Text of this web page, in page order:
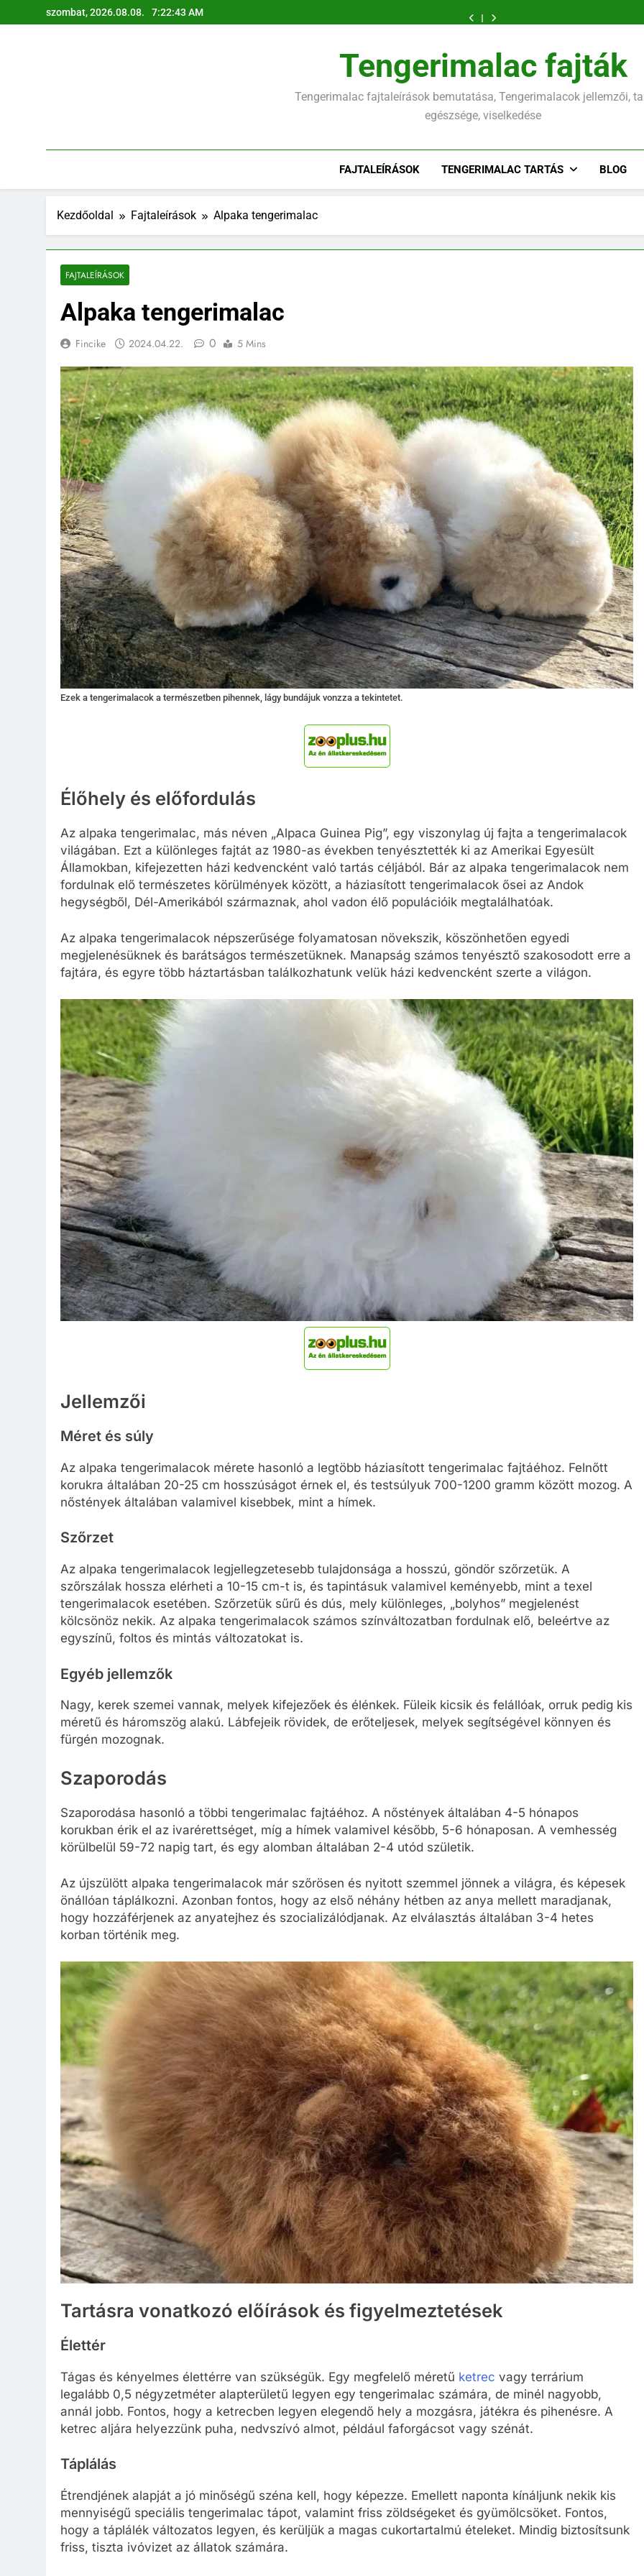
a
szombat, 2026.08.08. 7:22:44 AM
minden,
amit
együtt
tartása
tengerimalac?
tengerimalac?
amit
tartása
a
tengerimalac?
tartása:
minden,
tudnod
kell
Tengerimalac fajták
Tengerimalac fajtaleírások bemutatása, Tengerimalacok jellemzői,
egészsége, viselkedése
FAJTALEÍRÁSOK TENGERIMALAC TARTÁS BLOG
Kezdőoldal Fajtaleírások Alpaka tengerimalac
FAJTALEÍRÁSOK
Alpaka tengerimalac
Fincike 2024.04.22. 0 5 Mins
Ezek a tengerimalacok a természetben pihennek, lágy bundájuk vonzza a tekintetet.
Élőhely és előfordulás
Az alpaka tengerimalac, más néven „Alpaca Guinea Pig”, egy viszonylag új fajta a tengerimalacok
világában. Ezt a különleges fajtát az 1980-as években tenyésztették ki az Amerikai Egyesült
Államokban, kifejezetten házi kedvencként való tartás céljából. Bár az alpaka tengerimalacok nem
fordulnak elő természetes körülmények között, a háziasított tengerimalacok ősei az Andok
hegységből, Dél-Amerikából származnak, ahol vadon élő populációik megtalálhatóak.
Az alpaka tengerimalacok népszerűsége folyamatosan növekszik, köszönhetően egyedi
megjelenésüknek és barátságos természetüknek. Manapság számos tenyésztő szakosodott erre a
fajtára, és egyre több háztartásban találkozhatunk velük házi kedvencként szerte a világon.
Jellemzői
Méret és súly
Az alpaka tengerimalacok mérete hasonló a legtöbb háziasított tengerimalac fajtáéhoz. Felnőtt
korukra általában 20-25 cm hosszúságot érnek el, és testsúlyuk 700-1200 gramm között mozog. A
nőstények általában valamivel kisebbek, mint a hímek.
Szőrzet
Az alpaka tengerimalacok legjellegzetesebb tulajdonsága a hosszú, göndör szőrzetük. A
szőrszálak hossza elérheti a 10-15 cm-t is, és tapintásuk valamivel keményebb, mint a texel
tengerimalacok esetében. Szőrzetük sűrű és dús, mely különleges, „bolyhos” megjelenést
kölcsönöz nekik. Az alpaka tengerimalacok számos színváltozatban fordulnak elő, beleértve az
egyszínű, foltos és mintás változatokat is.
Egyéb jellemzők
Nagy, kerek szemei vannak, melyek kifejezőek és élénkek. Füleik kicsik és felállóak, orruk pedig kis
méretű és háromszög alakú. Lábfejeik rövidek, de erőteljesek, melyek segítségével könnyen és
fürgén mozognak.
Szaporodás
Szaporodása hasonló a többi tengerimalac fajtáéhoz. A nőstények általában 4-5 hónapos
korukban érik el az ivarérettséget, míg a hímek valamivel később, 5-6 hónaposan. A vemhesség
körülbelül 59-72 napig tart, és egy alomban általában 2-4 utód születik.
Az újszülött alpaka tengerimalacok már szőrösen és nyitott szemmel jönnek a világra, és képesek
önállóan táplálkozni. Azonban fontos, hogy az első néhány hétben az anya mellett maradjanak,
hogy hozzáférjenek az anyatejhez és szocializálódjanak. Az elválasztás általában 3-4 hetes
korban történik meg.
Tartásra vonatkozó előírások és figyelmeztetések
Élettér
Tágas és kényelmes élettérre van szükségük. Egy megfelelő méretű ketrec vagy terrárium
legalább 0,5 négyzetméter alapterületű legyen egy tengerimalac számára, de minél nagyobb,
annál jobb. Fontos, hogy a ketrecben legyen elegendő hely a mozgásra, játékra és pihenésre. A
ketrec aljára helyezzünk puha, nedvszívó almot, például faforgácsot vagy szénát.
Táplálás
Étrendjének alapját a jó minőségű széna kell, hogy képezze. Emellett naponta kínáljunk nekik kis
mennyiségű speciális tengerimalac tápot, valamint friss zöldségeket és gyümölcsöket. Fontos,
hogy a táplálék változatos legyen, és kerüljük a magas cukortartalmú ételeket. Mindig biztosítsunk
friss, tiszta ivóvizet az állatok számára.